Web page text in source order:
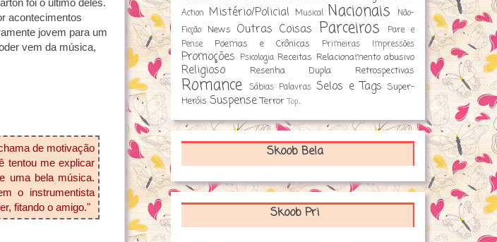
foi o último deles.
acontecimentos
jovem para um
vem da música,
de motivação
tentou me explicar
uma bela música.
o instrumentista
fitando o amigo."
Action Mistério/Policial Musical Nacionais
Não-
Ficção News Outras Coisas Parceiros
Pare e
Pense
Poemas e Crônicas Primeiras Impressões
Promoções Psicologia Receitas Relacionamento abusivo
Religioso Resenha Dupla Retrospectivas
Romance Sábias Palavras Selos e Tags Super-
Heróis Suspense Terror Top...
Skoob Bela
Skoob Pri